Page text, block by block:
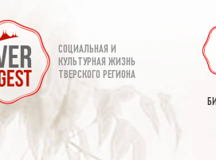
СОЦИАЛЬНАЯ И
КУЛЬТУРНАЯ ЖИЗНЬ
ТВЕРСКОГО РЕГИОНА